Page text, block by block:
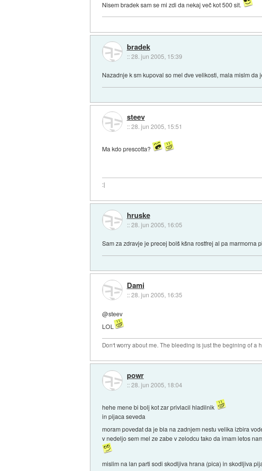
Nisem bradek sam se mi zdi da nekaj več kot 500 sit.
bradek
::28. jun 2005, 15:39
Nazadnje k sm kupoval so mel dve velikosti, mala mislm
steev
::28. jun 2005, 15:51
Ma kdo prescotta?
:|
hruske
::28. jun 2005, 16:05
Sam za zdravje je precej bolš kšna rostfrej al pa marmorna
Dami
::28. jun 2005, 16:35
@steev
LOL
Don't worry about me. The bleeding is just the begining of a
powr
::28. jun 2005, 18:04
hehe mene bi bolj kot zar privlacil hladilnik
in pijaca seveda
moram povedat da je bla na zadnjem nestu velika izbira
v nedeljo sem mel ze zabe v zelodcu tako da imam letos
mislim na lan parti sodi skodljiva hrana (pica) in skodljiva